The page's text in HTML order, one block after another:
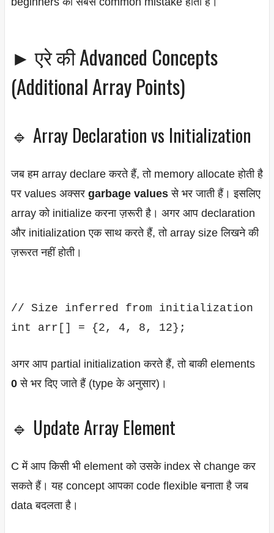
► एरे की Advanced Concepts
(Additional Array Points)
🔹 Array Declaration vs Initialization
जब हम array declare करते हैं, तो memory allocate होती है
पर values अक्सर garbage valuesसे भर जाती हैं। इसलिए
array को initialize करना ज़रूरी है। अगर आप declaration
और initialization एक साथ करते हैं, तो array size लिखने की
ज़रूरत नहीं होती।
// Size inferred from initialization
अगर आप partial initialization करते हैं, तो बाकी elements
0से भर दिए जाते हैं (type के अनुसार)।
🔹 Update Array Element
C में आप किसी भी element को उसके index से change कर
सकते हैं। यह concept आपका code flexible बनाता है जब
data बदलता है।